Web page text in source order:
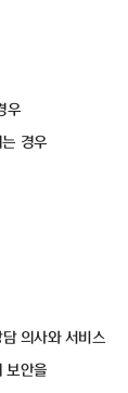
우
경우
의사와 서비스
보안을